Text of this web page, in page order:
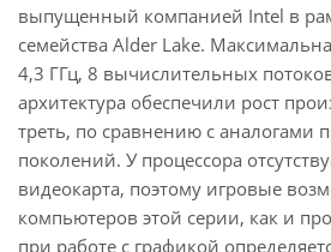
выпущенный компанией Intel в
семейства Alder Lake.
4,3 ГГц, 8 вычислительных
архитектура обеспечили рост
треть, по сравнению с аналогами
поколений. У процессора
видеокарта, поэтому игровые
компьютеров этой серии, как и
при работе с графикой